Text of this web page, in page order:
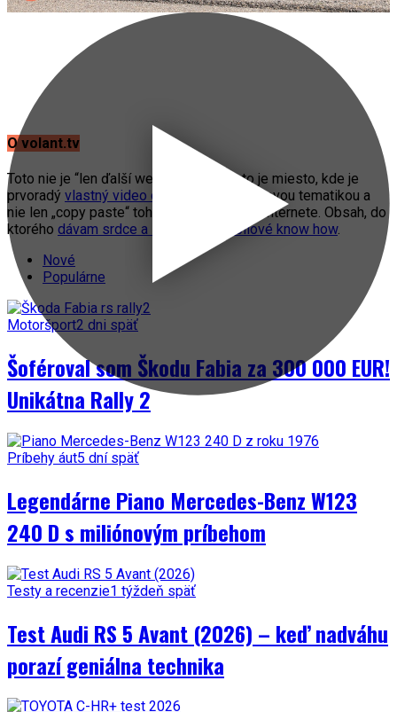
O volant.tv
Toto nie je “len ďalší web o autách”. Toto je miesto, kde je
prvoradý vlastný video obsah
s automobilovou tematikou a
nie len „copy paste“ toho, čo práve fičí na internete. Obsah, do
ktorého dávam srdce a svoje automobilové know how.
Nové
Populárne
Motoršport2 dni späť
Šoféroval som Škodu Fabia za 300 000 EUR!
Unikátna Rally 2
Príbehy áut5 dní späť
Legendárne Piano Mercedes-Benz W123
240 D s miliónovým príbehom
Testy a recenzie1 týždeň späť
Test Audi RS 5 Avant (2026) – keď nadváhu
porazí geniálna technika